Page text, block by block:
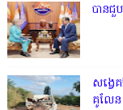
បានជួ
សង្វេ
គូលែ